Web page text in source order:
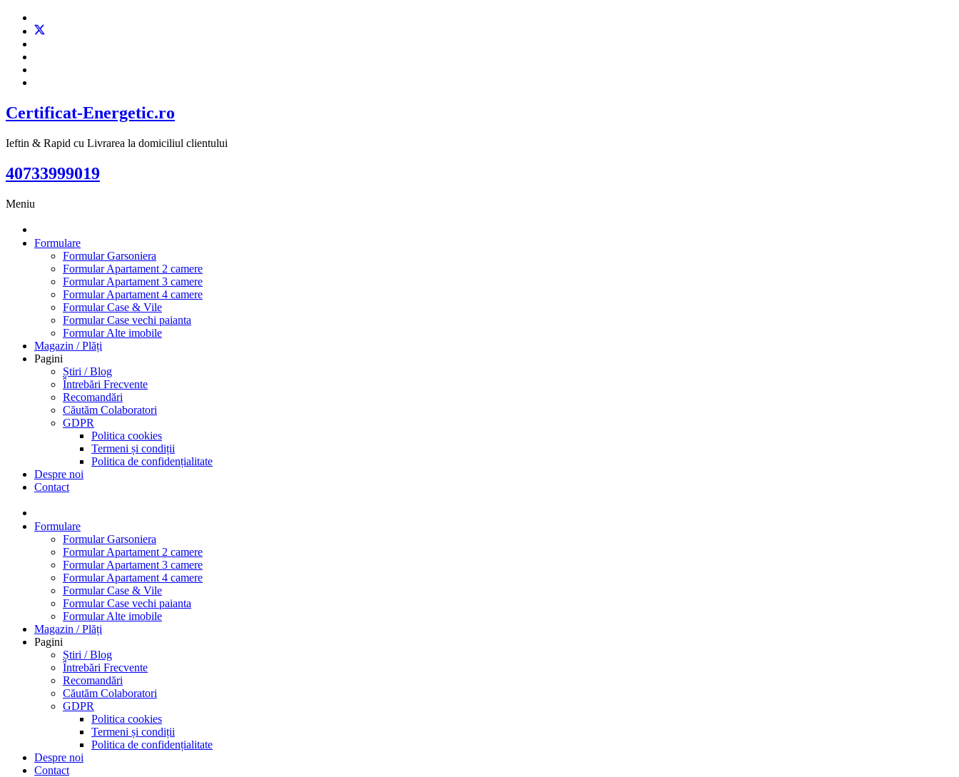
Certificat-Energetic.ro
Ieftin & Rapid cu Livrarea la domiciliul clientului
40733999019
Meniu
Formulare
Formular Garsoniera
Formular Apartament 2 camere
Formular Apartament 3 camere
Formular Apartament 4 camere
Formular Case & Vile
Formular Case vechi paianta
Formular Alte imobile
Magazin / Plăți
Pagini
Știri / Blog
Întrebări Frecvente
Recomandări
Căutăm Colaboratori
GDPR
Politica cookies
Termeni și condiții
Politica de confidențialitate
Despre noi
Contact
Formulare
Formular Garsoniera
Formular Apartament 2 camere
Formular Apartament 3 camere
Formular Apartament 4 camere
Formular Case & Vile
Formular Case vechi paianta
Formular Alte imobile
Magazin / Plăți
Pagini
Știri / Blog
Întrebări Frecvente
Recomandări
Căutăm Colaboratori
GDPR
Politica cookies
Termeni și condiții
Politica de confidențialitate
Despre noi
Contact